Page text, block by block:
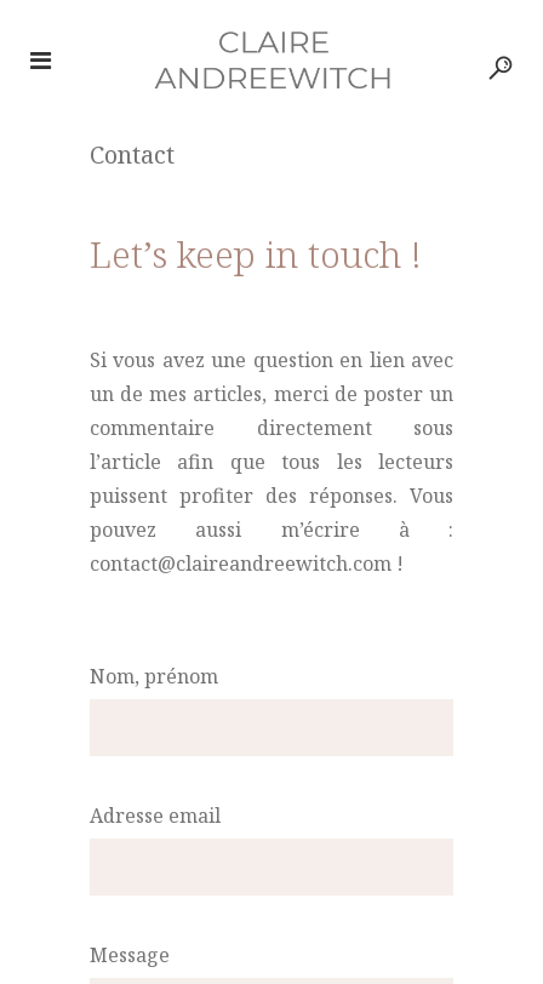
Contact
Let’s keep in touch !
Si vous avez une question en lien avec
un de mes articles, merci de poster un
commentaire directement sous
l’article afin que tous les lecteurs
puissent profiter des réponses. Vous
pouvez aussi m’écrire à :
contact@claireandreewitch.com !
Nom, prénom
Adresse email
Message